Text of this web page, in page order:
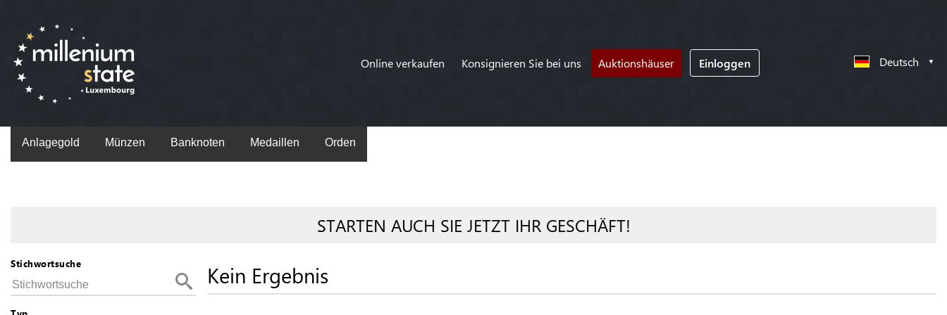
Online verkaufen Konsignieren Sie bei uns Auktionshäuser Einloggen Deutsch
Anlagegold Münzen Banknoten Medaillen Orden
STARTEN AUCH SIE JETZT IHR GESCHÄFT!
Stichwortsuche Kein Ergebnis